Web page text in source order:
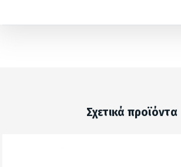
Σχετικά προϊόντα